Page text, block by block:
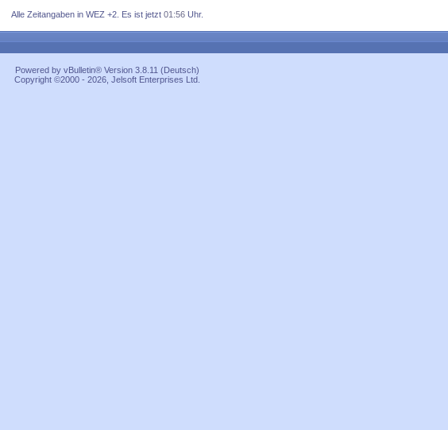
Alle Zeitangaben in WEZ +2. Es ist jetzt 01:56 Uhr.
Powered by vBulletin® Version 3.8.11 (Deutsch)
Copyright ©2000 - 2026, Jelsoft Enterprises Ltd.